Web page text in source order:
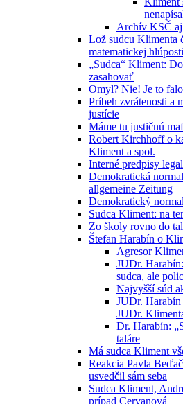
Archív KSČ aj
Lož sudcu Klimenta
matematickej hlúposti
„Sudca“ Kliment:
zasahovať
Omyl? Nie! Je to
Príbeh zvrátenosti a
justície
Máme tu justičnú
Robert Kirchhoff o
Kliment a spol.
Interné predpisy
Demokratická
allgemeine Zeitung
Demokratický
Sudca Kliment: na
Zo školy rovno do
Štefan Harabín o
Agresor
JUDr.
sudca, ale
Najvyšší súd
JUDr.
JUDr.
Dr. Harabín:
taláre
Má sudca Kliment
Reakcia Pavla
usvedčil sám seba
Sudca Kliment,
prípad Cervanová